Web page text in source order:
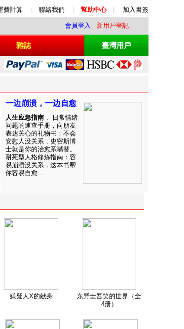
費計算 聯絡我們 幫助中心 加入書簽
會員登入 新用戶登記
雜誌 臺灣用戶
一边崩溃，一边自愈
人生应急指南 ， 日常情绪
问题的速查手册，向朋友
表达关心的礼物书：不会
安慰人没关系，史密斯博
士就是你的治愈系嘴替。
耐死型人格修炼指南：容
易崩溃没关系，这本书帮
你容易自愈...
嫌疑人X的献身
东野圭吾笑的世界（全
4册）